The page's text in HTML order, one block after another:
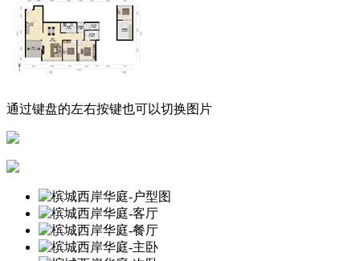
通过键盘的左右按键也可以切换图片